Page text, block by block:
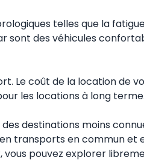
telles que la
sont des véhicules
Le coût de la location de
les locations à long terme.
destinations moins
transports en commun et
pouvez explorer